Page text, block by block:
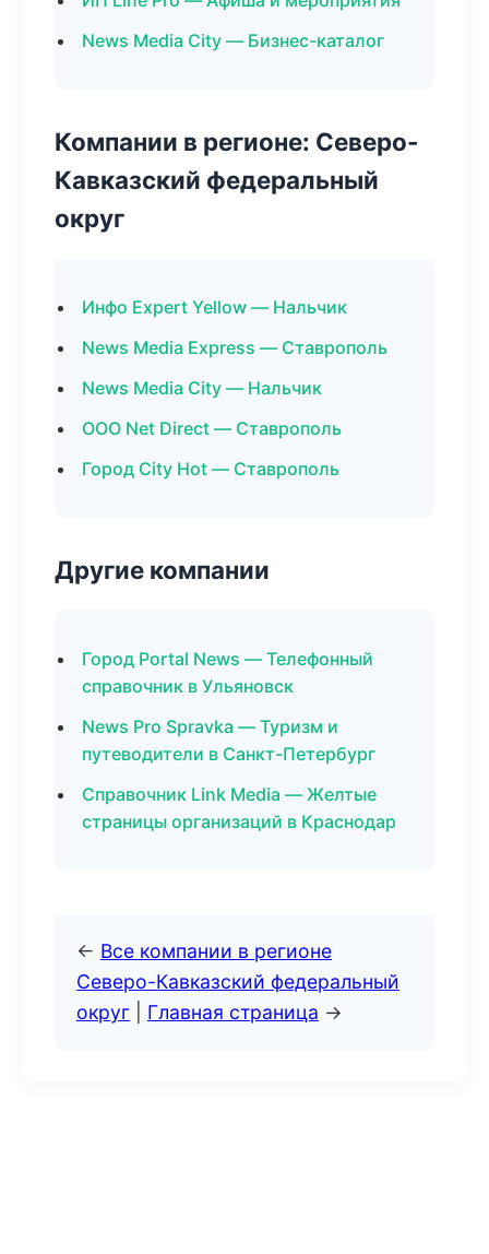
News Media City — Бизнес-каталог
Компании в регионе: Северо-
Кавказский федеральный
округ
Инфо Expert Yellow — Нальчик
News Media Express — Ставрополь
News Media City — Нальчик
ООО Net Direct — Ставрополь
Город City Hot — Ставрополь
Другие компании
Город Portal News — Телефонный
справочник в Ульяновск
News Pro Spravka — Туризм и
путеводители в Санкт-Петербург
Справочник Link Media — Желтые
страницы организаций в Краснодар
← Все компании в регионе
Северо-Кавказский федеральный
округ
Главная страница →